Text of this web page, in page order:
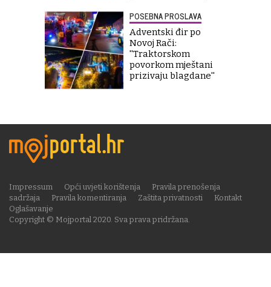
POSEBNA PROSLAVA
Adventski đir po
Novoj Rači:
''Traktorskom
povorkom mještani
prizivaju blagdane''
Copyright © Mojportal 2020. Sva prava pridržana.
Impressum Opći uvjeti korištenja
Pravila prenošenja
sadržaja
Pravila komentiranja Zaštita privatnosti
Kontakt
Oglašavanje